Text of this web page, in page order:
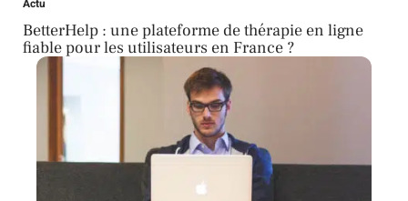
Actu
BetterHelp : une plateforme de thérapie en ligne
fiable pour les utilisateurs en France ?